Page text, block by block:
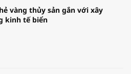
vàng thủy sản gắn với xây
kinh tế biển